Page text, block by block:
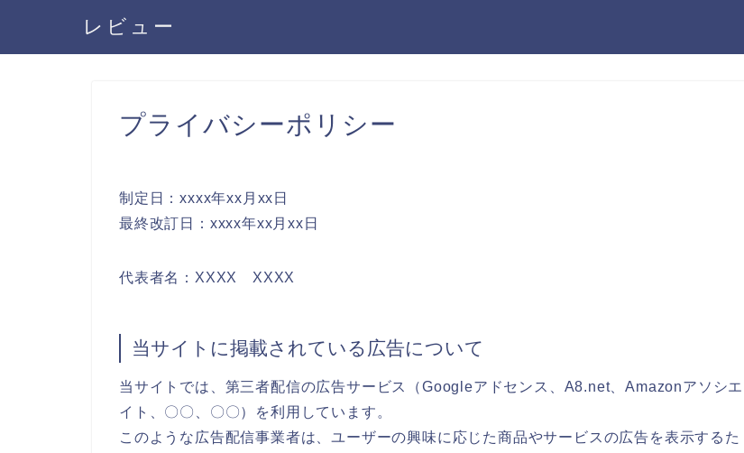
レビュー
プライバシーポリシー
制定日：xxxx年xx月xx日
最終改訂日：xxxx年xx月xx日
代表者名：XXXX XXXX
当サイトに掲載されている広告について
当サイトでは、第三者配信の広告サービス（Googleアドセンス、A8.net、Amazonアソシエ
イト、〇〇、〇〇）を利用しています。
このような広告配信事業者は、ユーザーの興味に応じた商品やサービスの広告を表示するた